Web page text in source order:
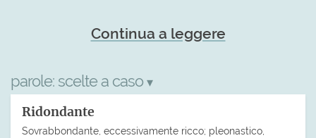
Continua a leggere
parole: scelte a caso ▾
Ridondante
Sovrabbondante, eccessivamente ricco; pleonastico,